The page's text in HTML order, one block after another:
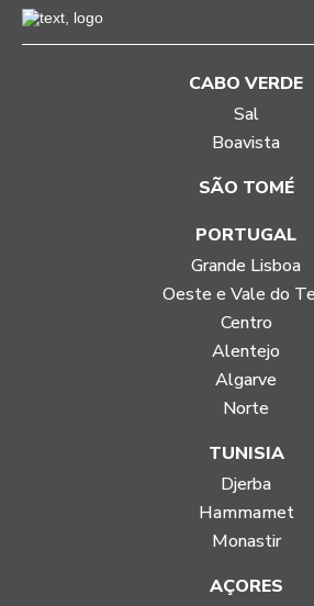
CABO VERDE
Sal
Boavista
SÃO TOMÉ
PORTUGAL
Grande Lisboa
Oeste e Vale do
Centro
Alentejo
Algarve
Norte
TUNISIA
Djerba
Hammamet
Monastir
AÇORES